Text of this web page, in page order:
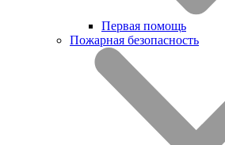
Первая помощь
Пожарная безопасность